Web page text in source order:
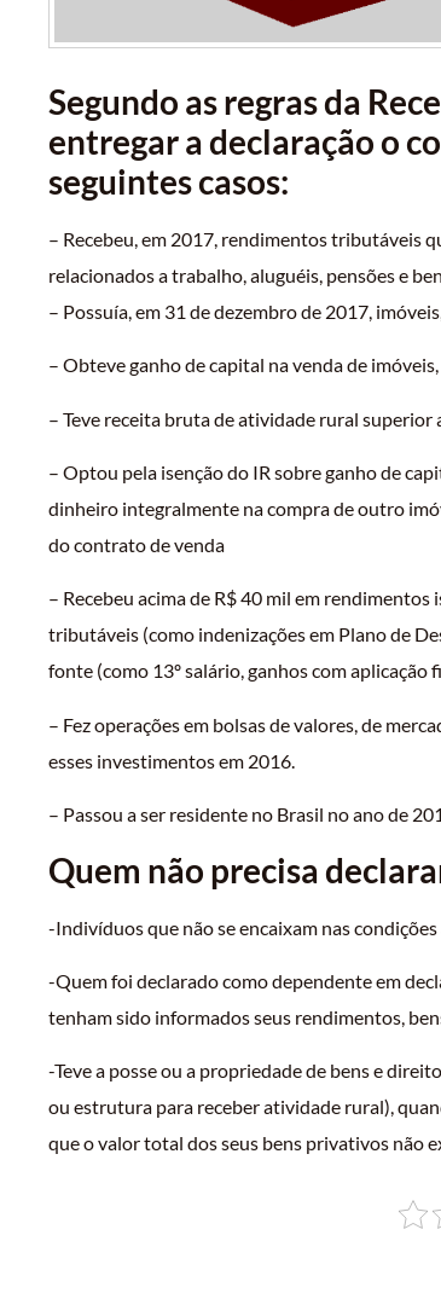
Segundo as regras da
entregar a declaração o
seguintes casos:
– Recebeu, em 2017, rendimentos tributáveis
relacionados a trabalho, aluguéis, pensões e
– Possuía, em 31 de dezembro de 2017,
– Obteve ganho de capital na venda de
– Teve receita bruta de atividade rural superior
– Optou pela isenção do IR sobre ganho de
dinheiro integralmente na compra de outro
do contrato de venda
– Recebeu acima de R$ 40 mil em
tributáveis (como indenizações em Plano de
fonte (como 13º salário, ganhos com aplicação
– Fez operações em bolsas de valores, de
esses investimentos em 2016.
– Passou a ser residente no Brasil no ano de
Quem não precisa
-Indivíduos que não se encaixam nas condições
-Quem foi declarado como dependente em
tenham sido informados seus rendimentos,
-Teve a posse ou a propriedade de bens e
ou estrutura para receber atividade rural),
que o valor total dos seus bens privativos não